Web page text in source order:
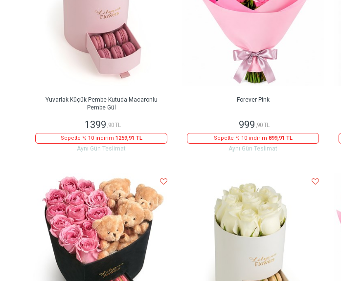
Yuvarlak Küçük Pembe Kutuda Macaronlu
Pembe Gül
1399 ,90 TL
Sepette % 10 indirim 1259,91 TL
Aynı Gün Teslimat
Forever Pink
999 ,90 TL
Sepette % 10 indirim 899,91 TL
Aynı Gün Teslimat